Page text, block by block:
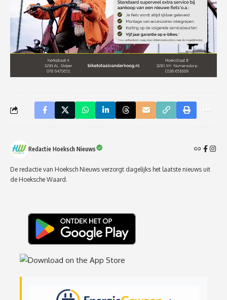
Redactie Hoeksch Nieuws
De redactie van Hoeksch Nieuws verzorgt dagelijks het laatste nieuws uit
de Hoeksche Waard.